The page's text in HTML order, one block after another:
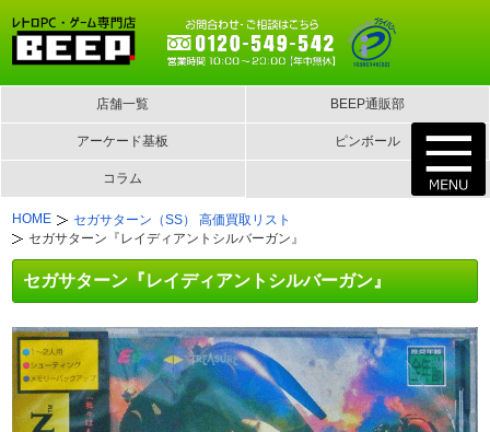
店舗一覧 BEEP通販部
アーケード基板 ピンボール
コラム
HOME
セガサターン（SS） 高価買取リスト
セガサターン『レイディアントシルバーガン』
セガサターン『レイディアントシルバーガン』